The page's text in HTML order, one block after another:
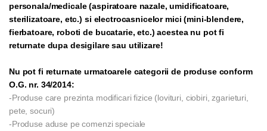
personala/medicale (aspiratoare nazale, umidificatoare,
sterilizatoare, etc.) si electrocasnicelor mici (mini-blendere,
fierbatoare, roboti de bucatarie, etc.) acestea nu pot fi
returnate dupa desigilare sau utilizare!
Nu pot fi returnate urmatoarele categorii de produse conform
O.G. nr. 34/2014:
-Produse care prezinta modificari fizice (lovituri, ciobiri, zgarieturi,
pete, socuri)
-Produse aduse pe comenzi speciale